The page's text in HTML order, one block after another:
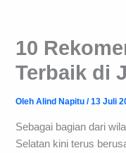
10
Terbaik di
OlehAlind Napitu/13 Juli
Sebagai bagian dari
Selatan kini terus